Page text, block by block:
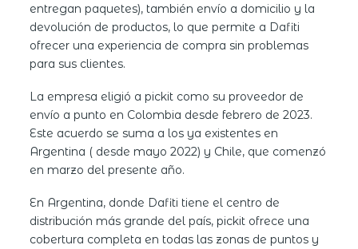
entregan paquetes), también envío a domicilio y la
devolución de productos, lo que permite a Dafiti
ofrecer una experiencia de compra sin problemas
para sus clientes.
La empresa eligió a pickit como su proveedor de
envío a punto en Colombia desde febrero de 2023.
Este acuerdo se suma a los ya existentes en
Argentina ( desde mayo 2022) y Chile, que comenzó
en marzo del presente año.
En Argentina, donde Dafiti tiene el centro de
distribución más grande del país, pickit ofrece una
cobertura completa en todas las zonas de puntos y